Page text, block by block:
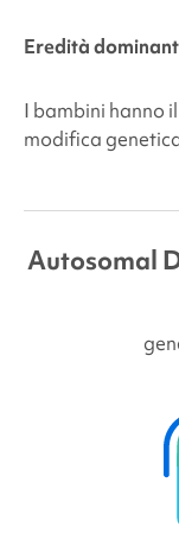
Eredità
I bambini hanno
modifica
Autosomal